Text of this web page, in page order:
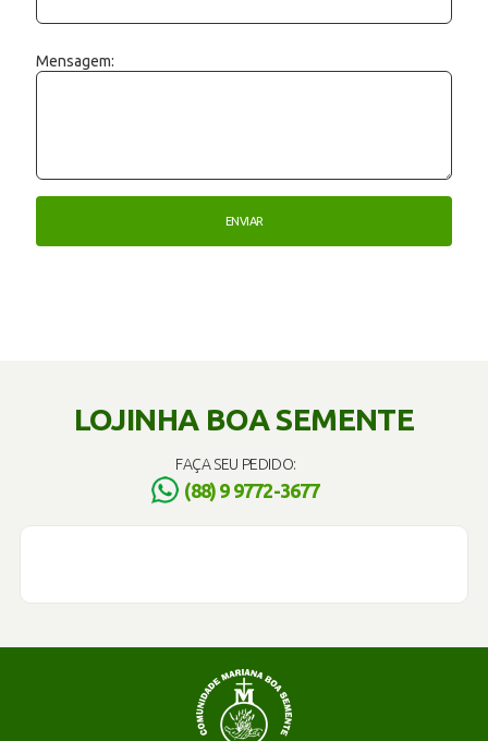
Mensagem:
LOJINHA BOA SEMENTE
FAÇA SEU PEDIDO:
(88) 9 9772-3677